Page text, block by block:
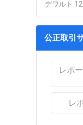
デワルト
公正取引
レポ
レ